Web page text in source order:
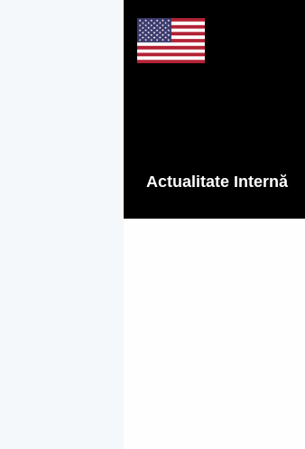
Actualitate Internă